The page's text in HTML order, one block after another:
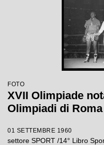
FOTO
XVII Olimpiade
Olimpiadi di Roma
01 SETTEMBRE 1960
settore SPORT /14° Libro